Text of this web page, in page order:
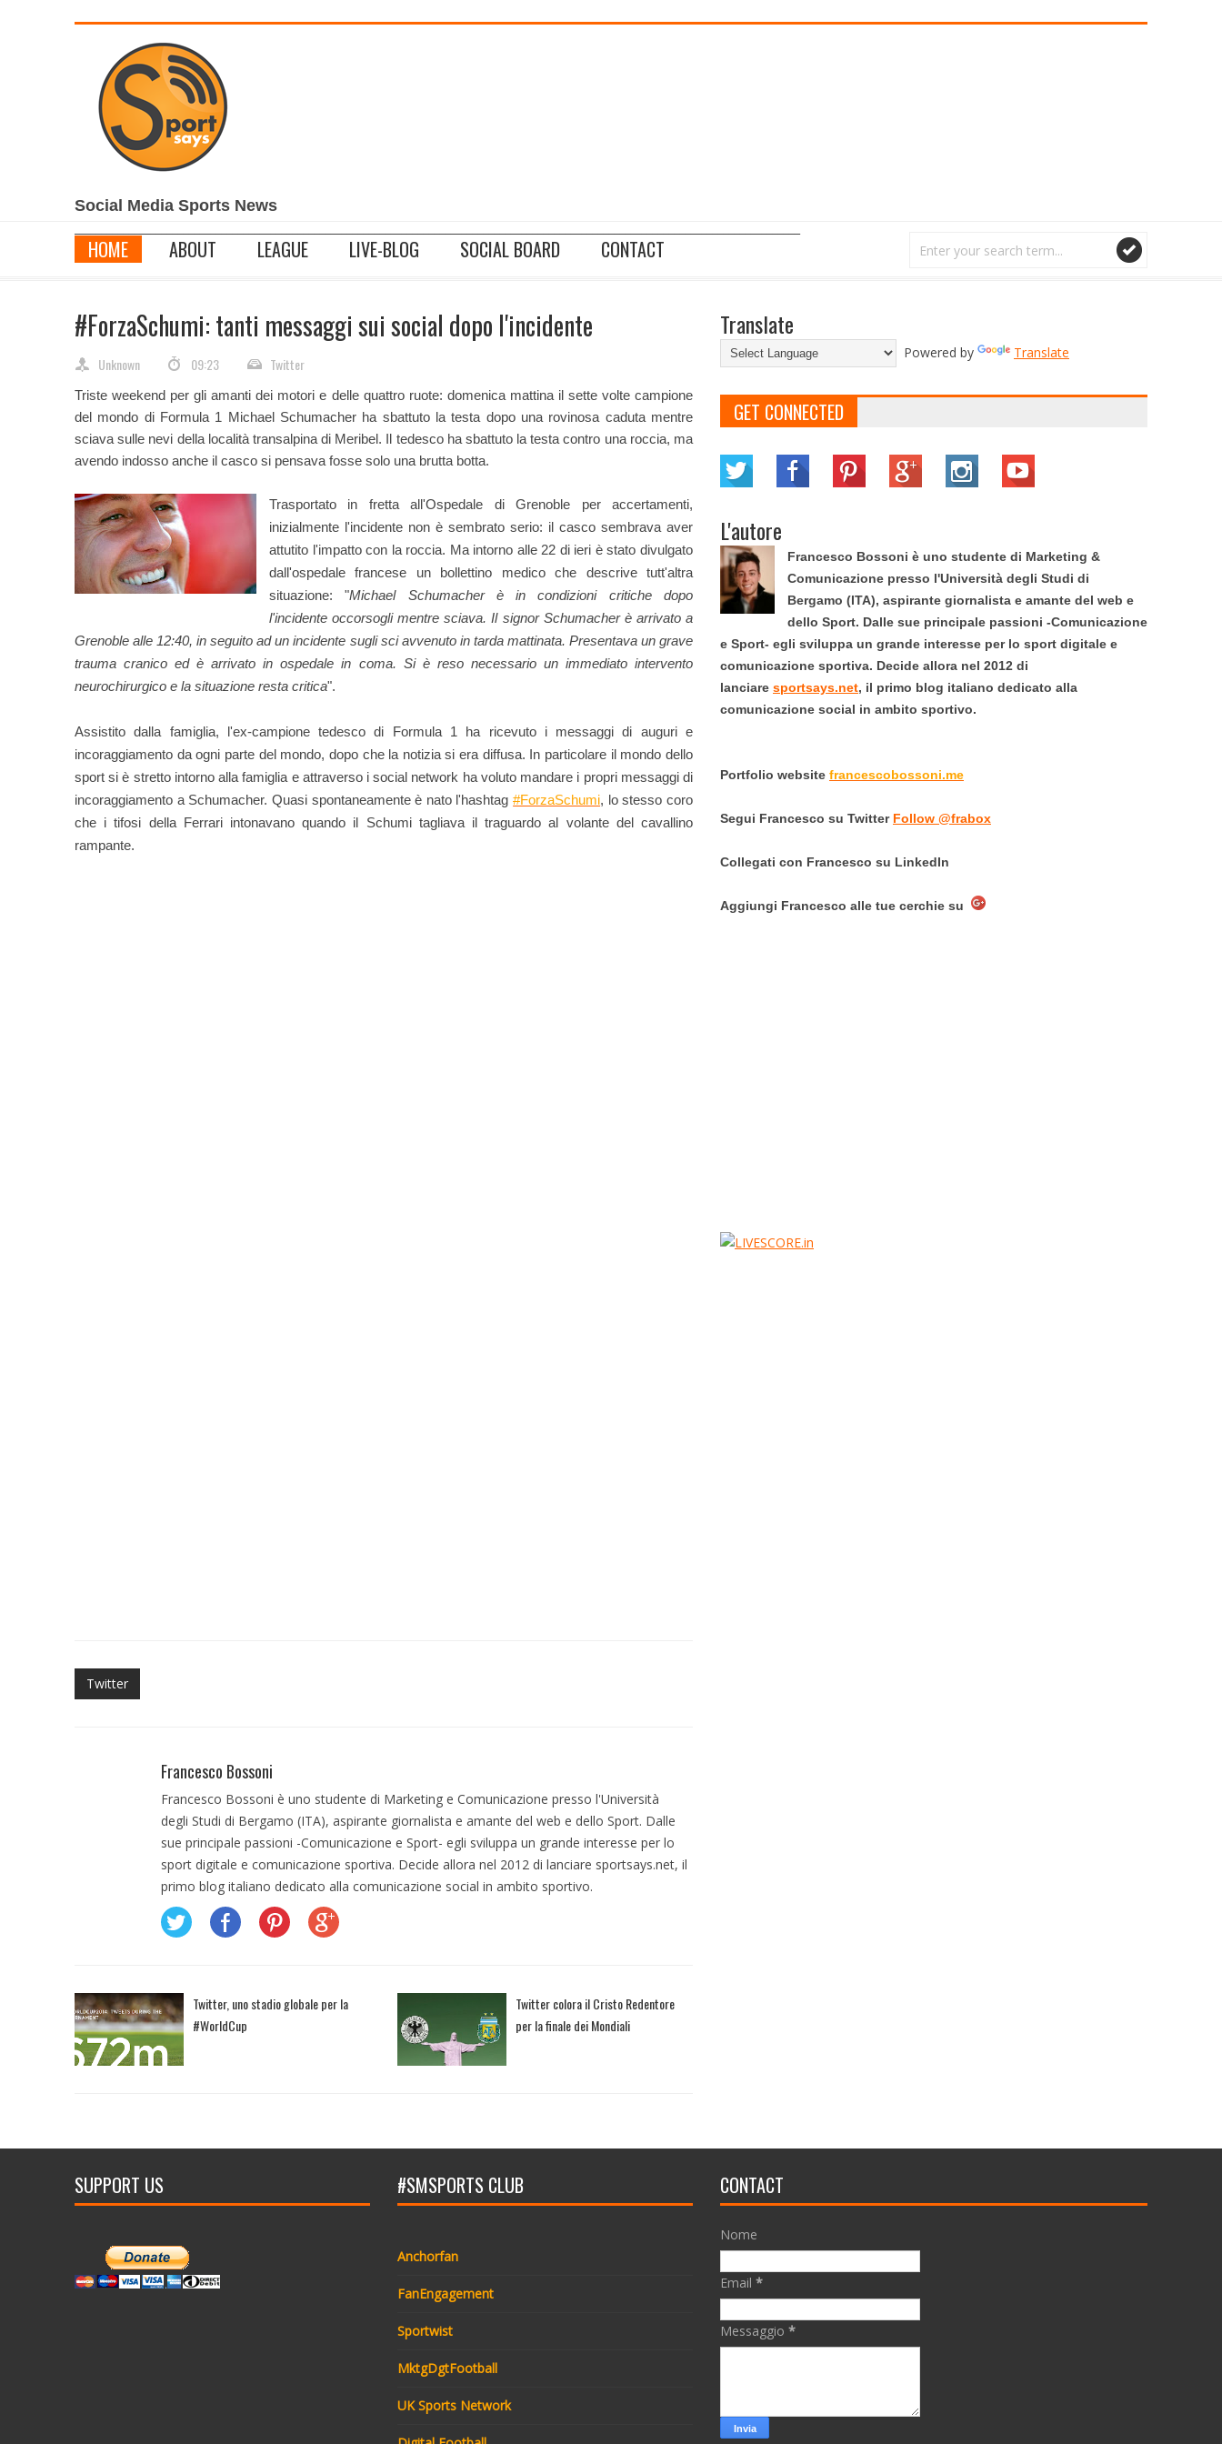
Social Media Sports News
HOME ABOUT LEAGUE LIVE-BLOG SOCIAL BOARD CONTACT
#ForzaSchumi: tanti messaggi sui social dopo l'incidente
Unknown 09:23 Twitter
Triste weekend per gli amanti dei motori e delle quattro ruote: domenica mattina il sette volte campione
del mondo di Formula 1 Michael Schumacher ha sbattuto la testa dopo una rovinosa caduta mentre
sciava sulle nevi della località transalpina di Meribel. Il tedesco ha sbattuto la testa contro una roccia, ma
avendo indosso anche il casco si pensava fosse solo una brutta botta.
Trasportato in fretta all'Ospedale di Grenoble per accertamenti,
inizialmente l'incidente non è sembrato serio: il casco sembrava aver
attutito l'impatto con la roccia. Ma intorno alle 22 di ieri è stato divulgato
dall'ospedale francese un bollettino medico che descrive tutt'altra
situazione: "Michael Schumacher è in condizioni critiche dopo
l'incidente occorsogli mentre sciava. Il signor Schumacher è arrivato a
Grenoble alle 12:40, in seguito ad un incidente sugli sci avvenuto in tarda mattinata. Presentava un grave
trauma cranico ed è arrivato in ospedale in coma. Si è reso necessario un immediato intervento
neurochirurgico e la situazione resta critica".
Assistito dalla famiglia, l'ex-campione tedesco di Formula 1 ha ricevuto i messaggi di auguri e
incoraggiamento da ogni parte del mondo, dopo che la notizia si era diffusa. In particolare il mondo dello
sport si è stretto intorno alla famiglia e attraverso i social network ha voluto mandare i propri messaggi di
incoraggiamento a Schumacher. Quasi spontaneamente è nato l'hashtag#ForzaSchumi, lo stesso coro
che i tifosi della Ferrari intonavano quando il Schumi tagliava il traguardo al volante del cavallino
rampante.
Twitter
Francesco Bossoni
Francesco Bossoni è uno studente di Marketing e Comunicazione presso l'Università
degli Studi di Bergamo (ITA), aspirante giornalista e amante del web e dello Sport. Dalle
sue principale passioni -Comunicazione e Sport- egli sviluppa un grande interesse per lo
sport digitale e comunicazione sportiva. Decide allora nel 2012 di lanciare sportsays.net, il
primo blog italiano dedicato alla comunicazione social in ambito sportivo.
Twitter, uno stadio globale per la
#WorldCup
Twitter colora il Cristo Redentore
per la finale dei Mondiali
Translate
Powered by Translate
GET CONNECTED
L'autore
Francesco Bossoni è uno studente di Marketing &
Comunicazione presso l'Università degli Studi di
Bergamo (ITA), aspirante giornalista e amante del web e
dello Sport. Dalle sue principale passioni -Comunicazione
e Sport- egli sviluppa un grande interesse per lo sport digitale e
comunicazione sportiva. Decide allora nel 2012 di
lanciare sportsays.net, il primo blog italiano dedicato alla
comunicazione social in ambito sportivo.
Portfolio website francescobossoni.me
Segui Francesco su Twitter Follow @frabox
Collegati con Francesco su LinkedIn
Aggiungi Francesco alle tue cerchie su
SUPPORT US #SMSPORTS CLUB
Anchorfan
FanEngagement
Sportwist
MktgDgtFootball
UK Sports Network
CONTACT
Nome
Email *
Messaggio *